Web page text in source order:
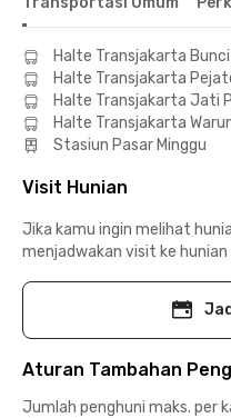
Halte Transjakarta
Halte Transjakarta
Halte Transjakarta Jati
Halte Transjakarta
Stasiun Pasar Minggu
Visit Hunian
Jika kamu ingin melihat
menjadwakan visit ke hunian
Aturan Tambahan
Jumlah penghuni maks. per